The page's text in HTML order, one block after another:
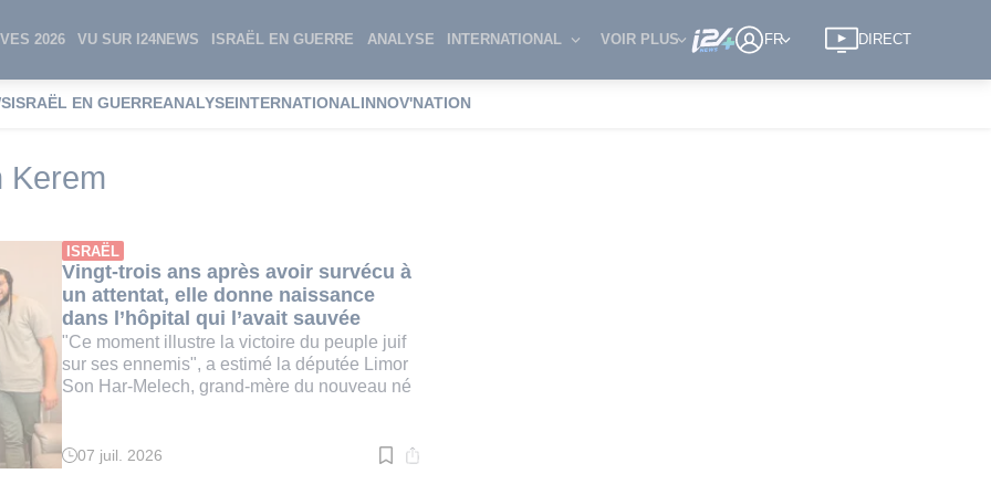
2026 VU SUR I24NEWS ISRAËL EN GUERRE ANALYSE INTERNATIONAL VOIR PLUS FR DIRECT
ISRAËL EN GUERREANALYSEINTERNATIONALINNOV'NATION
Ein Kerem
Kerem
ISRAËL
Vingt-trois ans après avoir survécu à
un attentat, elle donne naissance
dans l’hôpital qui l’avait sauvée
"Ce moment illustre la victoire du peuple juif
sur ses ennemis", a estimé la députée Limor
Son Har-Melech, grand-mère du nouveau né
Temps
07 juil. 2026